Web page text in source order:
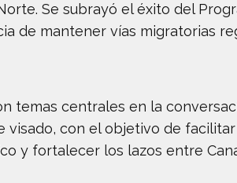
Se subrayó el éxito del
de mantener vías migratorias
temas centrales en la
con el objetivo de
y fortalecer los lazos entre